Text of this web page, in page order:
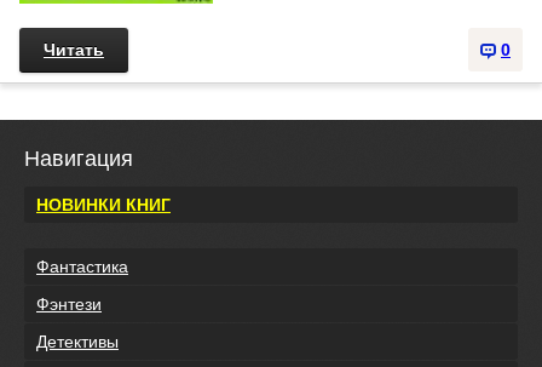
0
Читать
Навигация
НОВИНКИ КНИГ
Фантастика
Фэнтези
Детективы